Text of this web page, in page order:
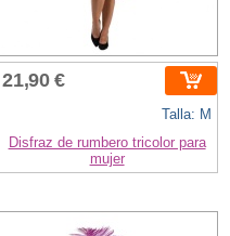
21,90 €
Talla: M
Disfraz de rumbero tricolor para
mujer